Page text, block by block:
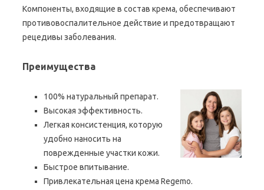
Компоненты, входящие в состав крема, обеспечивают
противовоспалительное действие и предотвращают
рецедивы заболевания.
Преимущества
100% натуральный препарат.
Высокая эффективность.
Легкая консистенция, которую
удобно наносить на
поврежденные участки кожи.
Быстрое впитывание.
Привлекательная цена крема Regemo.